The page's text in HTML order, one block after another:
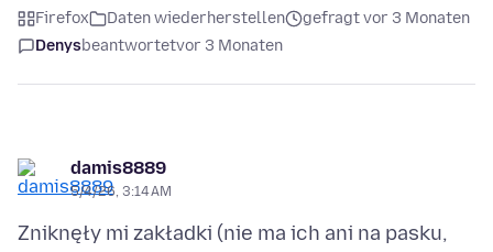
Firefox Daten wiederherstellen
gefragt vor 3 Monaten
Denysbeantwortetvor 3 Monaten
damis8889
5/4/26, 3:14 AM
Zniknęły mi zakładki (nie ma ich ani na pasku,